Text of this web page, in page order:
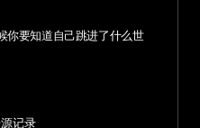
你要知道自己跳进了什么世
记录